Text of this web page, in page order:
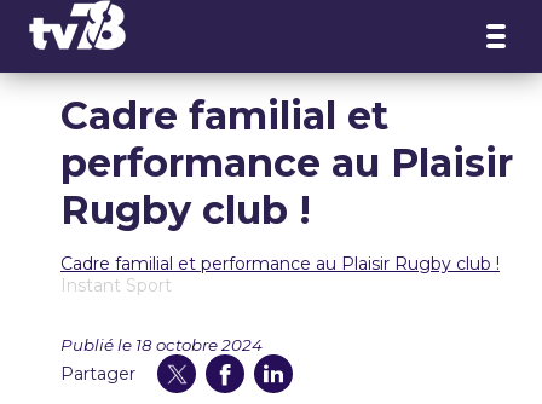
Cadre familial et
performance au Plaisir
Rugby club !
Cadre familial et performance au Plaisir Rugby club !
Instant Sport
Publié le 18 octobre 2024
Partager
Panneau de gestion des cookies